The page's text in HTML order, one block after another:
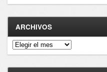
ARCHIVOS
Archivos